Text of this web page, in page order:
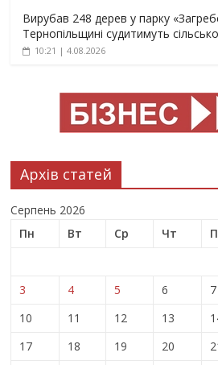
Вирубав 248 дерев у парку
Тернопільщині судитимуть
10:21 | 4.08.2026
Архів статей
Серпень 2026
Пн
Вт Ср Чт
3
4 5 6 7
10
11 12 13
17
18 19 20